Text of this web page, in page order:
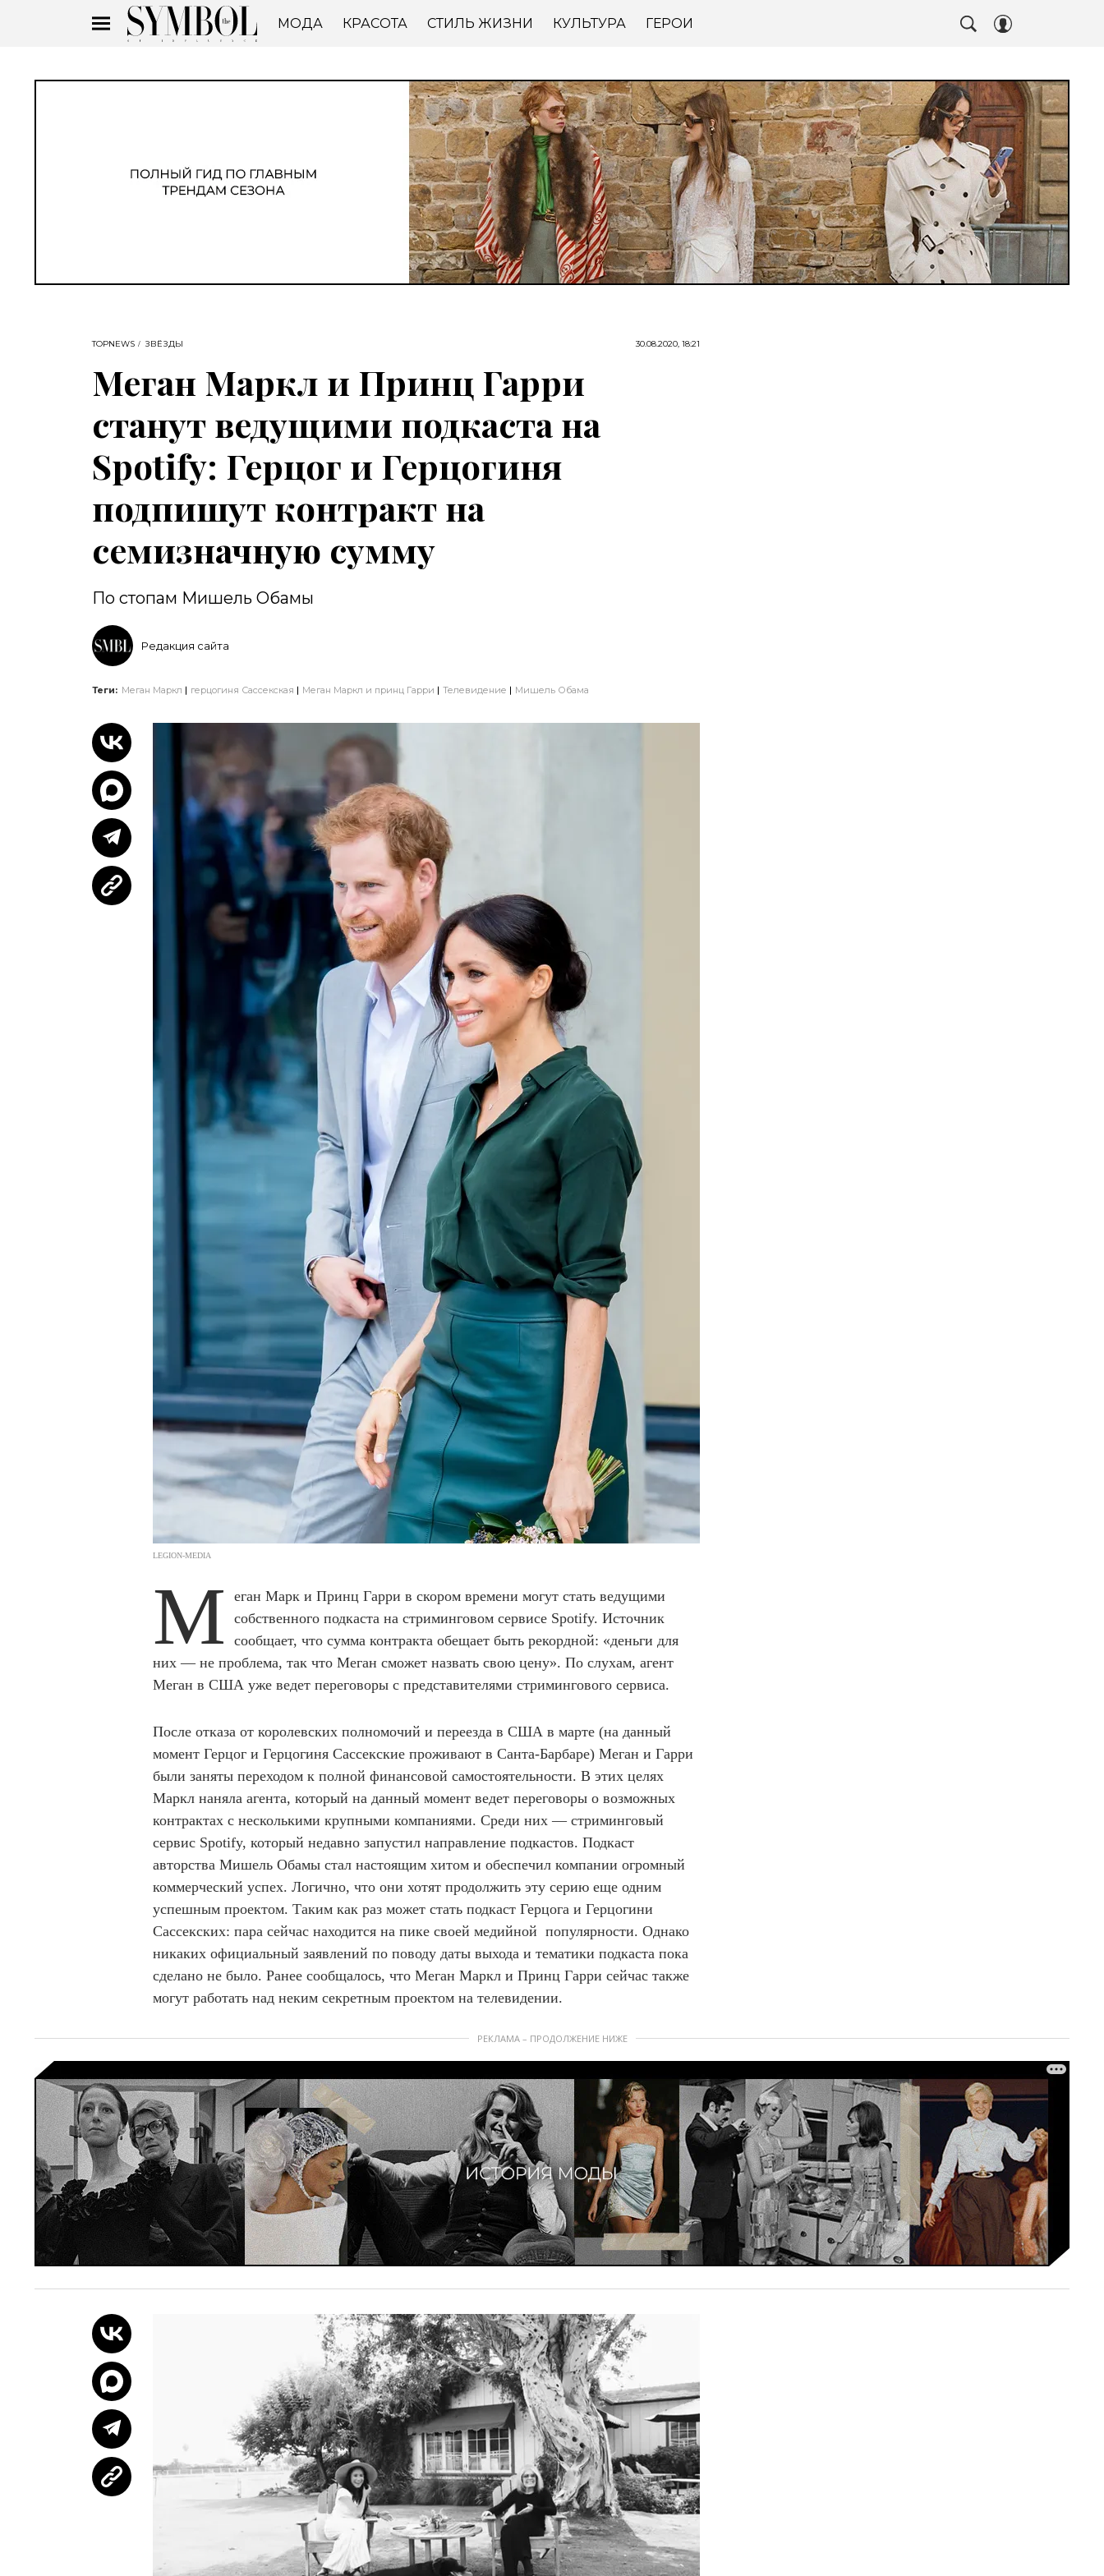
МОДА КРАСОТА СТИЛЬ ЖИЗНИ КУЛЬТУРА ГЕРОИ
TOPNEWS ЗВЁЗДЫ 30.08.2020, 18:21
Меган Маркл и Принц Гарри
станут ведущими подкаста на
Spotify: Герцог и Герцогиня
подпишут контракт на
семизначную сумму
По стопам Мишель Обамы
Редакция сайта
Теги: Меган Маркл герцогиня Сассекская Меган Маркл и принц Гарри Телевидение Мишель Обама
LEGION-MEDIA
М
еган Марк и Принц Гарри в скором времени могут стать ведущими
собственного подкаста на стриминговом сервисе Spotify. Источник
сообщает, что сумма контракта обещает быть рекордной: «деньги для
них — не проблема, так что Меган сможет назвать свою цену». По слухам, агент
Меган в США уже ведет переговоры с представителями стримингового сервиса.
После отказа от королевских полномочий и переезда в США в марте (на данный
момент Герцог и Герцогиня Сассекские проживают в Санта-Барбаре) Меган и Гарри
были заняты переходом к полной финансовой самостоятельности. В этих целях
Маркл наняла агента, который на данный момент ведет переговоры о возможных
контрактах с несколькими крупными компаниями. Среди них — стриминговый
сервис Spotify, который недавно запустил направление подкастов. Подкаст
авторства Мишель Обамы стал настоящим хитом и обеспечил компании огромный
коммерческий успех. Логично, что они хотят продолжить эту серию еще одним
успешным проектом. Таким как раз может стать подкаст Герцога и Герцогини
Сассекских: пара сейчас находится на пике своей медийной популярности. Однако
никаких официальный заявлений по поводу даты выхода и тематики подкаста пока
сделано не было. Ранее сообщалось, что Меган Маркл и Принц Гарри сейчас также
могут работать над неким секретным проектом на телевидении.
РЕКЛАМА – ПРОДОЛЖЕНИЕ НИЖЕ